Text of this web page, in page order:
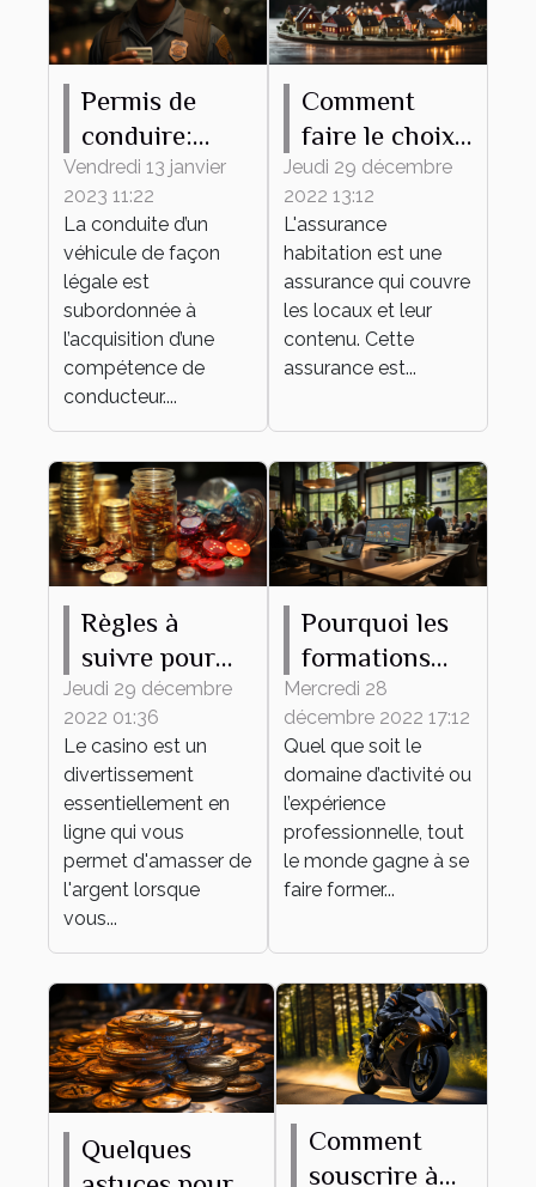
Permis de
conduire:
pourquoi
l'obtenir ?
Vendredi 13 janvier
2023 11:22
La conduite d’un
véhicule de façon
légale est
subordonnée à
l’acquisition d’une
compétence de
conducteur....
Comment
faire le choix
d'une bonne
assurance
habitation ?
Jeudi 29 décembre
2022 13:12
L'assurance
habitation est une
assurance qui couvre
les locaux et leur
contenu. Cette
assurance est...
Règles à
suivre pour
gagner de
l'argent au
casino en
ligne
Jeudi 29 décembre
2022 01:36
Le casino est un
divertissement
essentiellement en
ligne qui vous
permet d'amasser de
l'argent lorsque
vous...
Pourquoi les
formations
continues
sont-elles
importantes
pour une
entreprise ?
Mercredi 28
décembre 2022 17:12
Quel que soit le
domaine d’activité ou
l’expérience
professionnelle, tout
le monde gagne à se
faire former...
Quelques
Comment
souscrire à